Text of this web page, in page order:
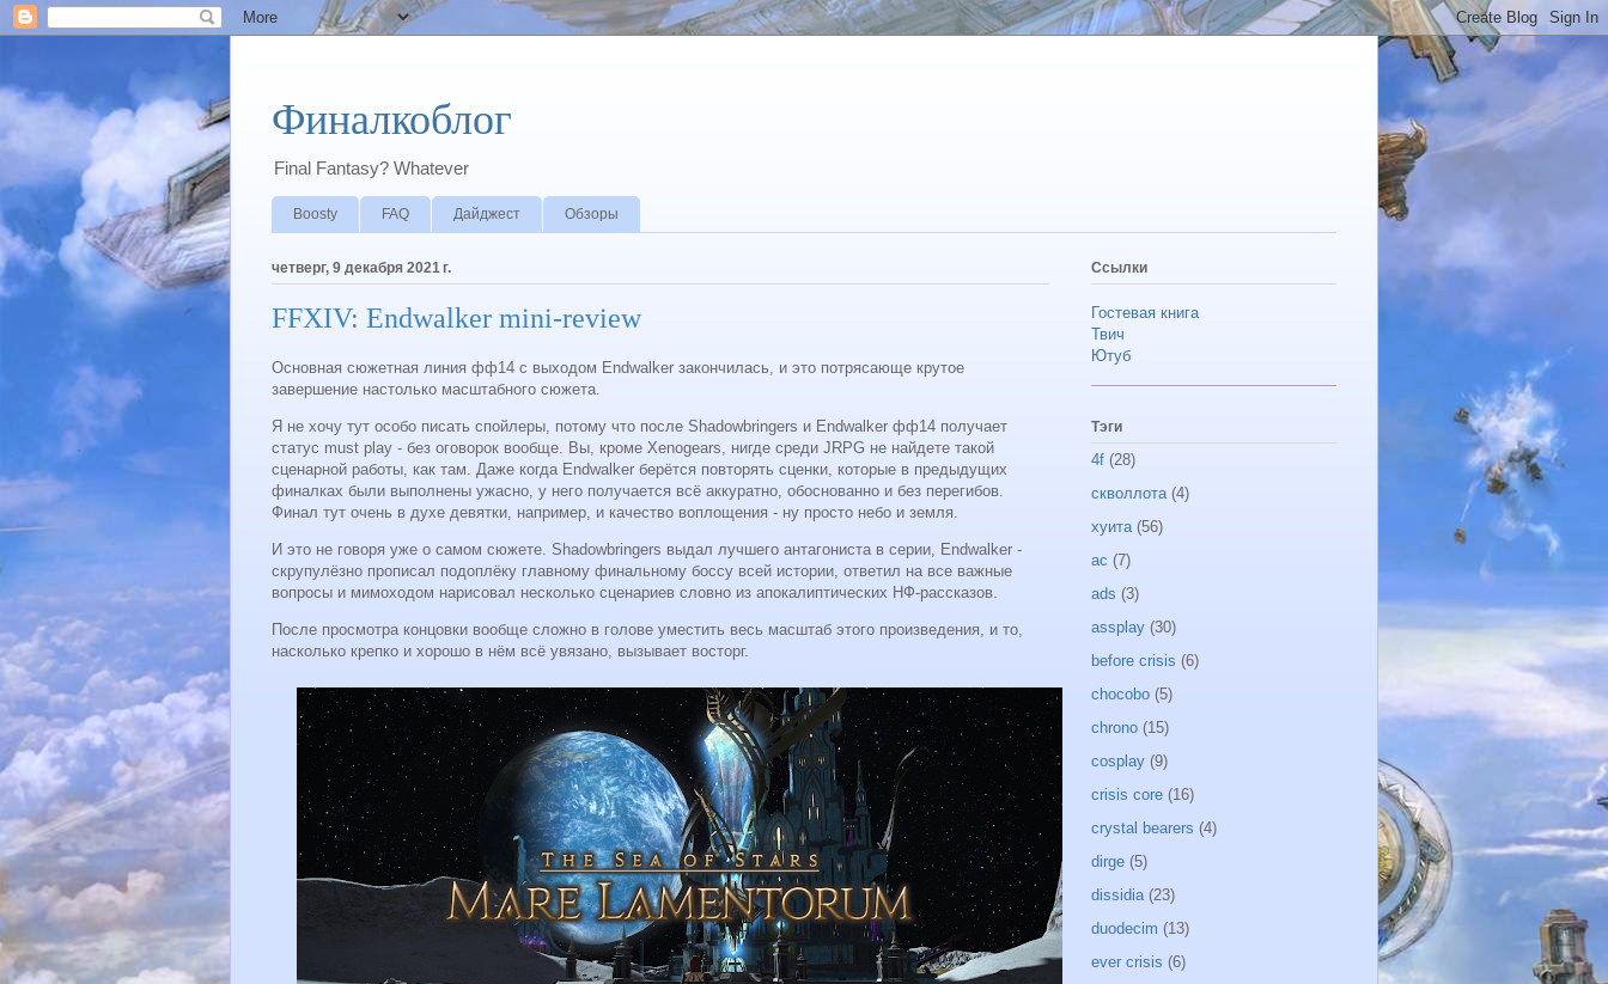
Финалкоблог
Final Fantasy? Whatever
Boosty FAQ Дайджест Обзоры
четверг, 9 декабря 2021 г.
FFXIV: Endwalker mini-review
Основная сюжетная линия фф14 с выходом Endwalker закончилась, и это потрясающе крутое
завершение настолько масштабного сюжета.
Я не хочу тут особо писать спойлеры, потому что после Shadowbringers и Endwalker фф14 получает
статус must play - без оговорок вообще. Вы, кроме Xenogears, нигде среди JRPG не найдете такой
сценарной работы, как там. Даже когда Endwalker берётся повторять сценки, которые в предыдущих
финалках были выполнены ужасно, у него получается всё аккуратно, обоснованно и без перегибов.
Финал тут очень в духе девятки, например, и качество воплощения - ну просто небо и земля.
И это не говоря уже о самом сюжете. Shadowbringers выдал лучшего антагониста в серии, Endwalker -
скрупулёзно прописал подоплёку главному финальному боссу всей истории, ответил на все важные
вопросы и мимоходом нарисовал несколько сценариев словно из апокалиптических НФ-рассказов.
После просмотра концовки вообще сложно в голове уместить весь масштаб этого произведения, и то,
насколько крепко и хорошо в нём всё увязано, вызывает восторг.
Ссылки
Гостевая книга
Твич
Ютуб
Тэги
4f (28)
скволлота (4)
хуита (56)
ac (7)
ads (3)
assplay (30)
before crisis (6)
chocobo (5)
chrono (15)
cosplay (9)
crisis core (16)
crystal bearers (4)
dirge (5)
dissidia (23)
duodecim (13)
ever crisis (6)